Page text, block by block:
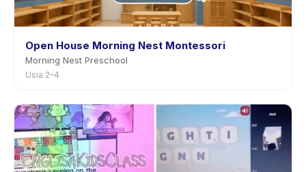
Open House Morning Nest Montessori
Morning Nest Preschool
Usia 2–4